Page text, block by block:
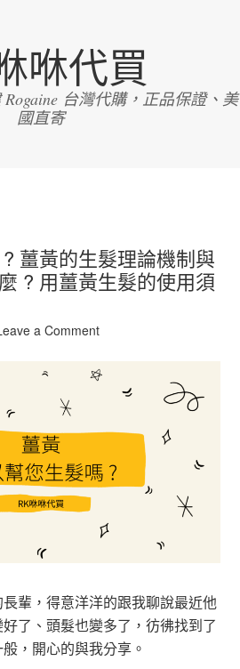
咻代買
台灣代購，正品保證、美
國直寄
薑黃的生髮理論機制與
? 用薑黃生髮的使用須
a Comment
輩，得意洋洋的跟我聊說最近他
了、頭髮也變多了，彷彿找到了
，開心的與我分享。